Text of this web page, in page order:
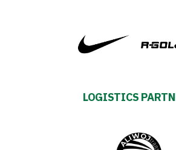
LOGISTICS